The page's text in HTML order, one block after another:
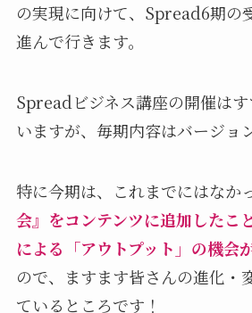
の実現に向けて、Spread6期の
進んで行きます。
Spreadビジネス講座の開催は
いますが、毎期内容はバージョ
特に今期は、これまでにはなか
会』をコンテンツに追加したこ
による「アウトプット」の機会
ので、ますます皆さんの進化・
ているところです！